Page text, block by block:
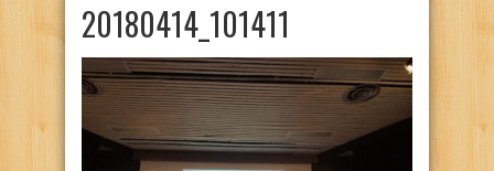
20180414_101411